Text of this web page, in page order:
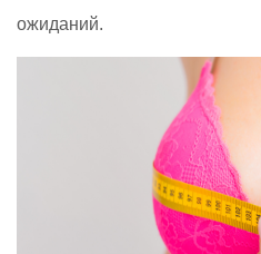
ожиданий.